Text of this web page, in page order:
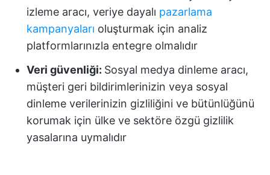
izleme aracı, veriye dayalı pazarlama
kampanyaları oluşturmak için analiz
platformlarınızla entegre olmalıdır
Veri güvenliği: Sosyal medya dinleme aracı,
müşteri geri bildirimlerinizin veya sosyal
dinleme verilerinizin gizliliğini ve bütünlüğünü
korumak için ülke ve sektöre özgü gizlilik
yasalarına uymalıdır